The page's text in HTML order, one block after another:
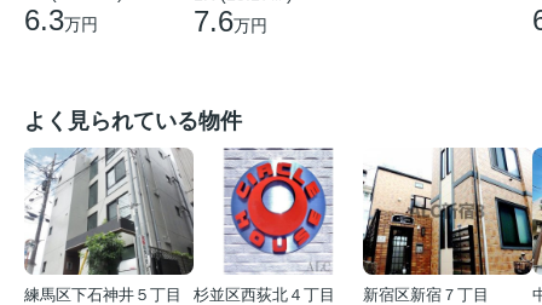
6.3万円 7.6万円
よく見られている物件
練馬区下石神井５丁目
杉並区西荻北４丁目
新宿区新宿７丁目